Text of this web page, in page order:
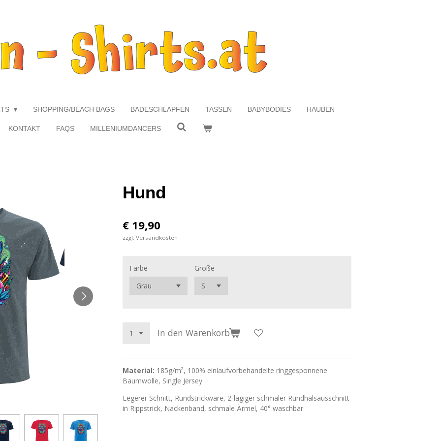
SHOPPING/BEACH BAGS BADESCHLAPFEN TASSEN BABYBODIES HAUBEN
KONTAKT FAQS MILLENIUMDANCERS
Hund
€ 19,90
zzgl. Versandkosten
Farbe Größe
In den Warenkorb
Material: 185g/m², 100% einlaufvorbehandelte ringgesponnene
Baumwolle, Single Jersey
Legerer Schnitt, Rundstrickware, 2-lagiger schmaler Rundhalsausschnitt
in Rippstrick, Nackenband, schmale Ärmel, 40° waschbar